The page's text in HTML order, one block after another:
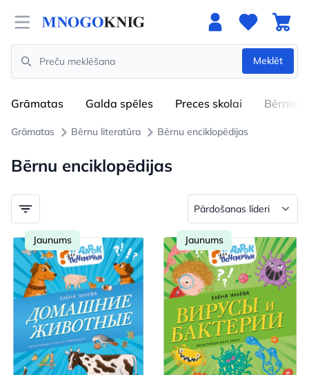
Open menu
Search
Meklēt
Grāmatas Galda spēles Preces skolai Bērniem
Grāmatas Bērnu literatūra Bērnu enciklopēdijas
Bērnu enciklopēdijas
Jaunums Jaunums